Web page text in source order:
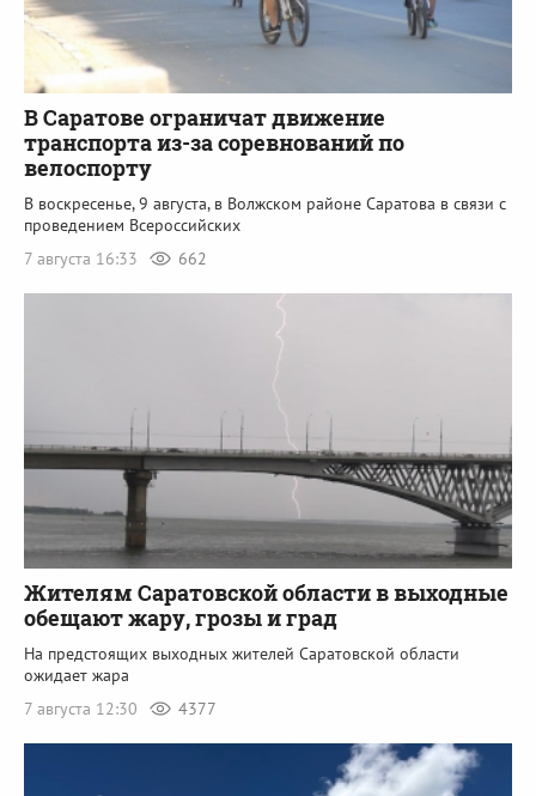
В Саратове ограничат движение
транспорта из-за соревнований по
велоспорту
В воскресенье, 9 августа, в Волжском районе Саратова в связи с
проведением Всероссийских
7 августа 16:33
662
Жителям Саратовской области в выходные
обещают жару, грозы и град
На предстоящих выходных жителей Саратовской области
ожидает жара
7 августа 12:30
4377